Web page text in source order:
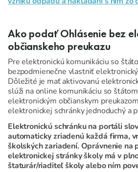
Ako podať Ohlásenie bez
občianskeho preukazu
Pre elektronickú komunikáciu so
bezpodmienečne vlastniť
Dôležité je mať aktivovanú
slúži na online komunikáciu so
elektronickým občianskym
elektronickej schránky jednoduchý a
Elektronickú schránku na portáli
automaticky zriadenú každá firma,
školských zariadení. Oprávnenie na
elektronickej stránky školy má v
štaturár/riaditeľ školy alebo ním